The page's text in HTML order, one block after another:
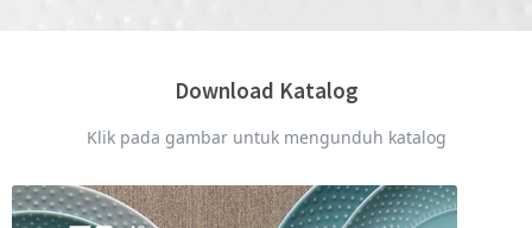
Download Katalog
Klik pada gambar untuk mengunduh katalog